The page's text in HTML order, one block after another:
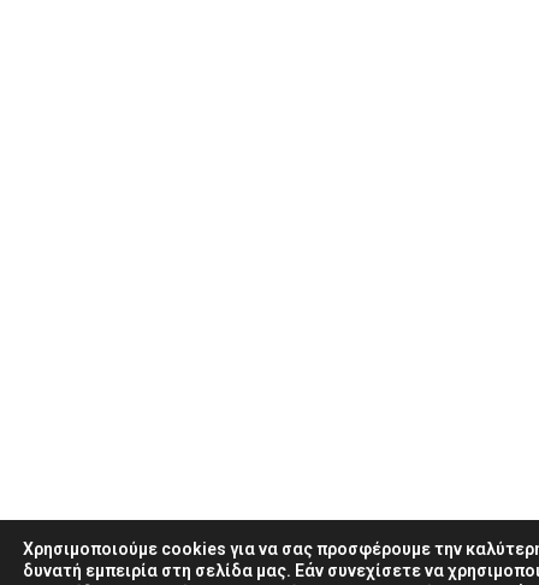
Χρησιμοποιούμε cookies για να σας προσφέρουμε την
δυνατή εμπειρία στη σελίδα μας. Εάν συνεχίσετε να